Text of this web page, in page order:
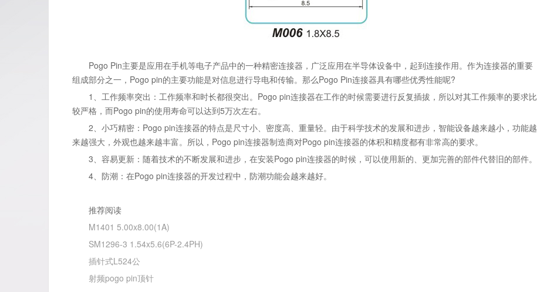
Pogo Pin主要是应用在手机等电子产品中的一种精密连接器，广泛应用在半导体设备中，起到连接作用。作为连接器的重要
组成部分之一，Pogo pin的主要功能是对信息进行导电和传输。那么Pogo Pin连接器具有哪些优秀性能呢?
1、工作频率突出：工作频率和时长都很突出。Pogo pin连接器在工作的时候需要进行反复插拔，所以对其工作频率的要求比
较严格，而Pogo pin的使用寿命可以达到5万次左右。
2、小巧精密：Pogo pin连接器的特点是尺寸小、密度高、重量轻。由于科学技术的发展和进步，智能设备越来越小，功能越
来越强大，外观也越来越丰富。所以，Pogo pin连接器制造商对Pogo pin连接器的体积和精度都有非常高的要求。
3、容易更新：随着技术的不断发展和进步，在安装Pogo pin连接器的时候，可以使用新的、更加完善的部件代替旧的部件。
4、防潮：在Pogo pin连接器的开发过程中，防潮功能会越来越好。
推荐阅读
M1401 5.00x8.00(1A)
SM1296-3 1.54x5.6(6P-2.4PH)
插针式L524公
射频pogo pin顶针